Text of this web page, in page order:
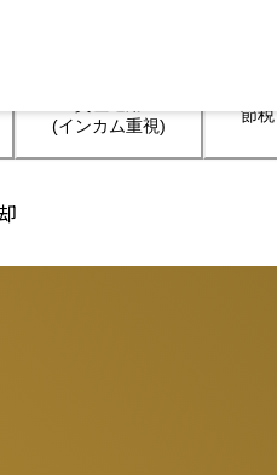
(インカム重視)
節税